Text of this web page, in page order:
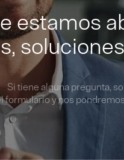
estamos
Si tiene alguna pregunta,
formulario y nos